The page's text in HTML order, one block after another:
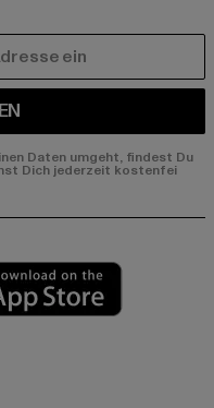
Daten umgeht, findest Du
Dich jederzeit kostenfei